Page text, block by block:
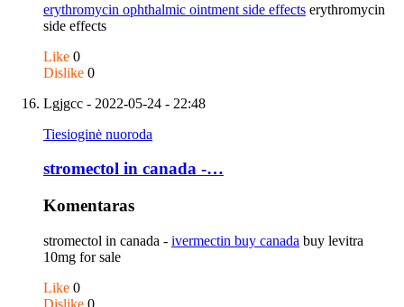
erythromycin ophthalmic ointment side effects erythromycin
side effects
Like 0
Dislike 0
Lgjgcc - 2022-05-24 - 22:48
Tiesioginė nuoroda
stromectol in canada -…
Komentaras
stromectol in canada - ivermectin buy canada buy levitra
10mg for sale
Like 0
Dislike 0